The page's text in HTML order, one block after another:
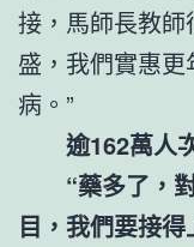
接，馬師長教師
盛，我們實惠
病。”
逾162萬人
“藥多了，
目，我們要接得